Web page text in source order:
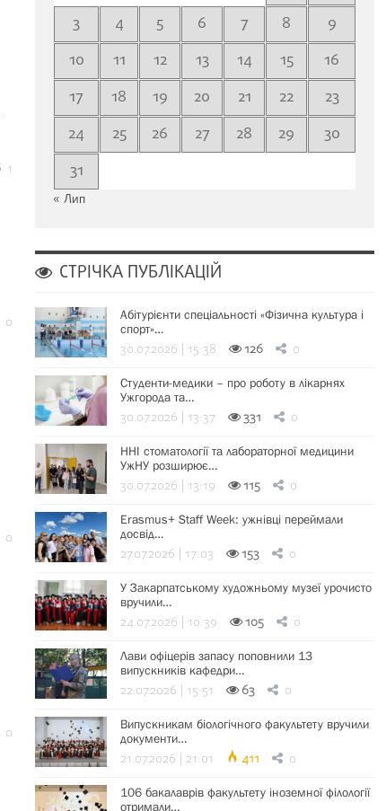
1
0
0
0
3
4 5 6 7 8
9
10
11 12 13 14 15
16
17
18 19 20 21 22
23
24
25 26 27 28 29
30
31
« Лип
СТРІЧКА ПУБЛІКАЦІЙ
Абітурієнти спеціальності «Фізична культура і
спорт»…
30.07.2026 | 15:38 126 0
Студенти-медики – про роботу в лікарнях
Ужгорода та…
30.07.2026 | 13:37 331 0
ННІ стоматології та лабораторної медицини
УжНУ розширює…
30.07.2026 | 13:19 115 0
Erasmus+ Staff Week: ужнівці переймали
досвід…
27.07.2026 | 17:03 153 0
У Закарпатському художньому музеї урочисто
вручили…
24.07.2026 | 10:39 105 0
Лави офіцерів запасу поповнили 13
випускників кафедри…
22.07.2026 | 15:51 63 0
Випускникам біологічного факультету вручили
документи…
21.07.2026 | 21:01 411 0
106 бакалаврів факультету іноземної філології
отримали…